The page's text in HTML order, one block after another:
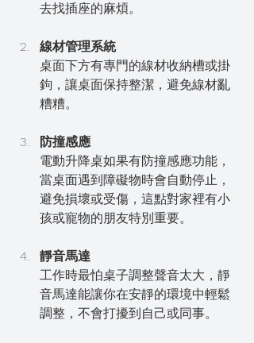
去找插座的麻煩。
線材管理系統
桌面下方有專門的線材收納槽或掛
鉤，讓桌面保持整潔，避免線材亂
糟糟。
防撞感應
電動升降桌如果有防撞感應功能，
當桌面遇到障礙物時會自動停止，
避免損壞或受傷，這點對家裡有小
孩或寵物的朋友特別重要。
靜音馬達
工作時最怕桌子調整聲音太大，靜
音馬達能讓你在安靜的環境中輕鬆
調整，不會打擾到自己或同事。